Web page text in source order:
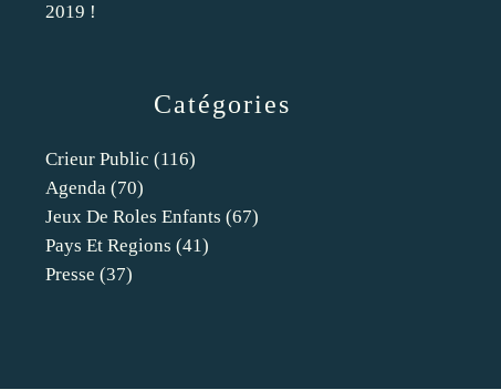
Catégories
Crieur Public (116)
Agenda (70)
Jeux De Roles Enfants (67)
Pays Et Regions (41)
Presse (37)
2019 !